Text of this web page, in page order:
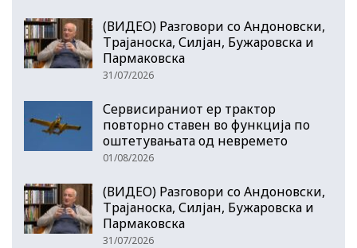
(ВИДЕО) Разговори со Андоновски,
Трајаноска, Силјан, Бужаровска и
Пармаковска
31/07/2026
Сервисираниот ер трактор
повторно ставен во функција по
оштетувањата од невремето
01/08/2026
(ВИДЕО) Разговори со Андоновски,
Трајаноска, Силјан, Бужаровска и
Пармаковска
31/07/2026